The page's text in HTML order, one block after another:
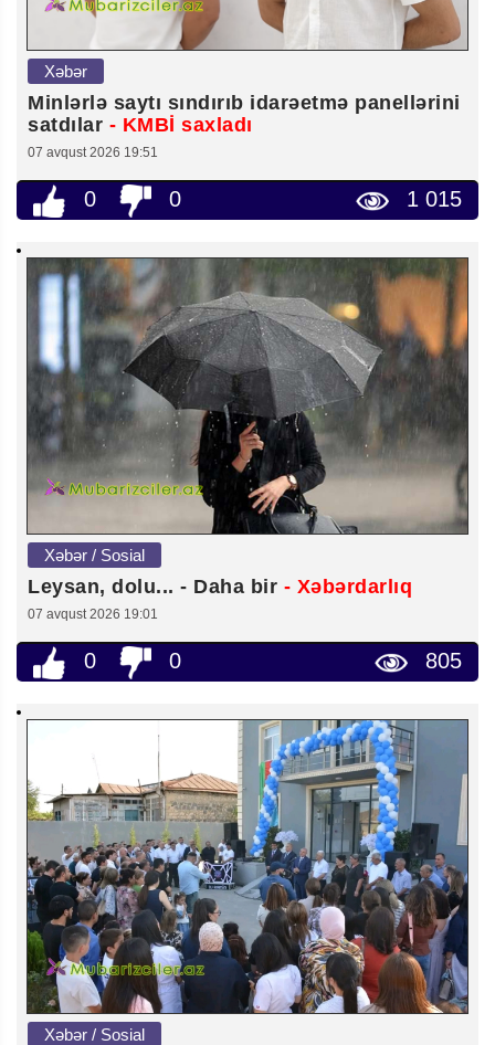
Xəbər
Minlərlə saytı sındırıb idarəetmə panellərini
satdılar - KMBİ saxladı
07 avqust 2026 19:51
0 0 1 015
Xəbər / Sosial
Leysan, dolu... - Daha bir - Xəbərdarlıq
07 avqust 2026 19:01
0 0 805
Xəbər / Sosial